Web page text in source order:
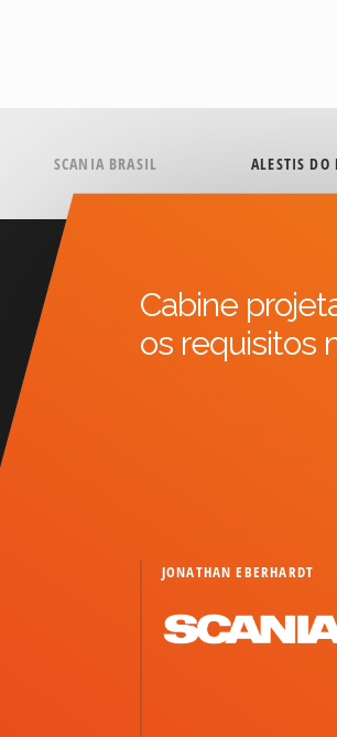
SCANIA BRASIL ALESTIS DO
Cabine
os requisitos
JONATHAN EBERHARDT